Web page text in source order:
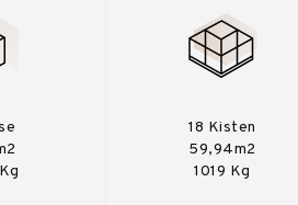
18 Kisten
59,94m2
1019 Kg